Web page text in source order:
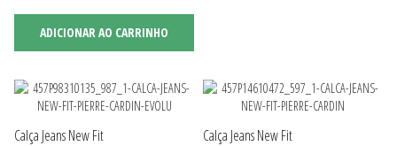
ADICIONAR AO CARRINHO
Calça Jeans New Fit Calça Jeans New Fit